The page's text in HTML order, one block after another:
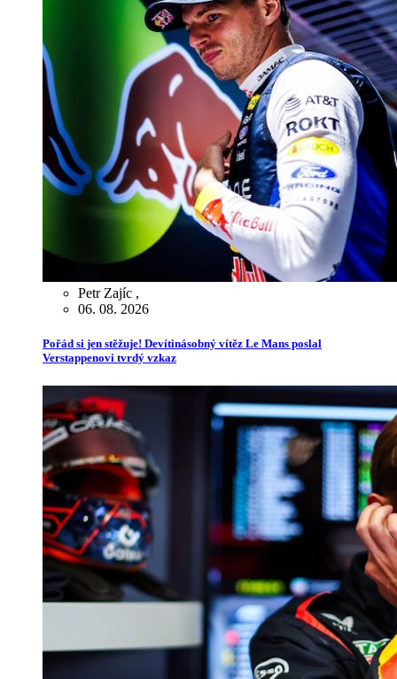
Petr Zajíc ,
06. 08. 2026
Pořád si jen stěžuje! Devítinásobný vítěz Le Mans poslal
Verstappenovi tvrdý vzkaz